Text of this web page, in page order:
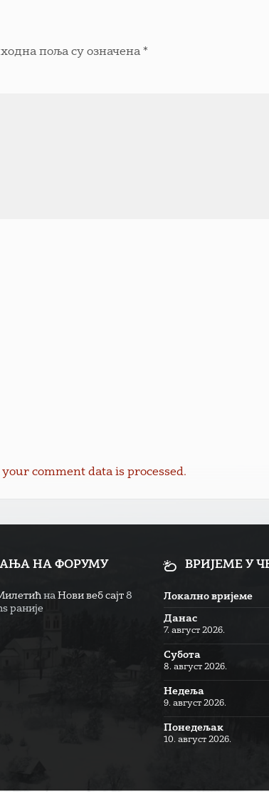
поља су означена*
comment data is processed.
НА ФОРУМУ
на Нови веб сајт 8
раније
ВРИЈЕМЕ У
Локално вријеме
Данас
7. август 2026.
Субота
8. август 2026.
Недеља
9. август 2026.
Понедељак
10. август 2026.